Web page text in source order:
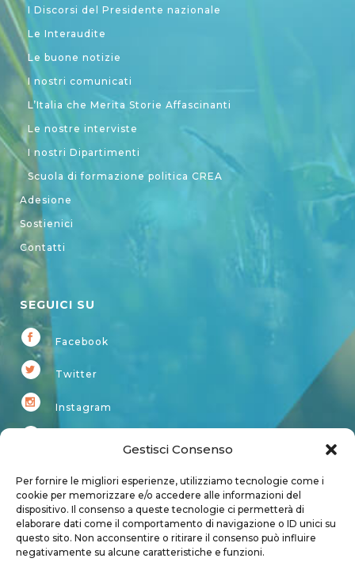
Gestisci Consenso
Per fornire le migliori esperienze, utilizziamo tecnologie come i
cookie per memorizzare e/o accedere alle informazioni del
dispositivo. Il consenso a queste tecnologie ci permetterà di
elaborare dati come il comportamento di navigazione o ID unici su
questo sito. Non acconsentire o ritirare il consenso può influire
negativamente su alcune caratteristiche e funzioni.
I Discorsi del Presidente nazionale
Le Interaudite
Le buone notizie
I nostri comunicati
L’Italia che Merita Storie Affascinanti
Le nostre interviste
I nostri Dipartimenti
Scuola di formazione politica CREA
Adesione
Sostienici
Contatti
SEGUICI SU
Facebook
Twitter
Instagram
Account
Login